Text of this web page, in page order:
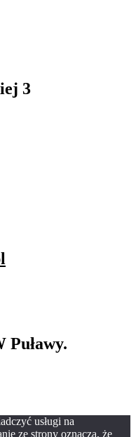
3
usługi na
ze strony oznacza, że